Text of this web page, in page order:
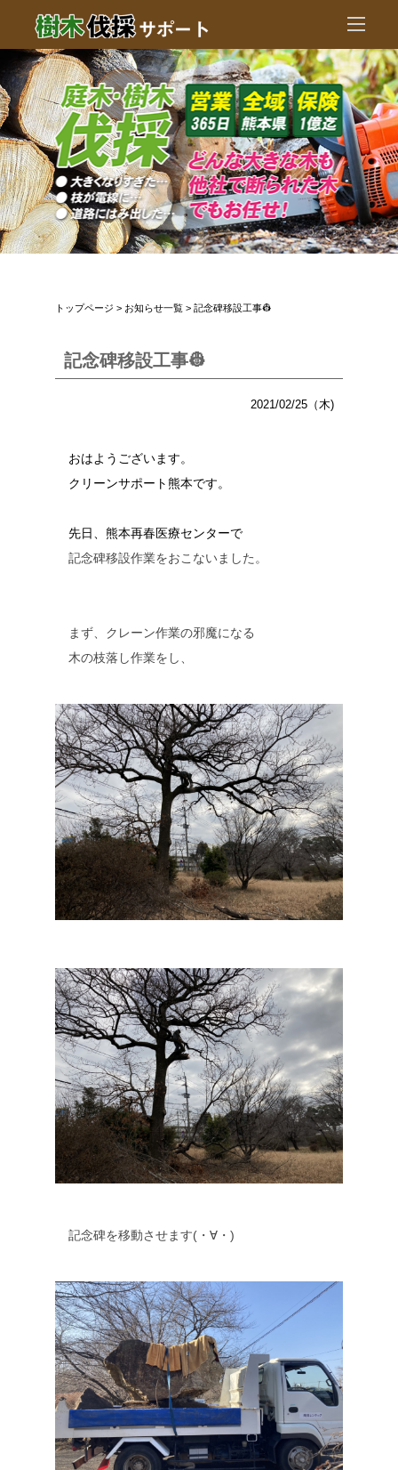
トップページ > お知らせ一覧 > 記念碑移設工事👷
記念碑移設工事👷
2021/02/25（木)
おはようございます。
クリーンサポート熊本です。
先日、熊本再春医療センターで
記念碑移設作業をおこないました。
まず、クレーン作業の邪魔になる
木の枝落し作業をし、
記念碑を移動させます(・∀・)